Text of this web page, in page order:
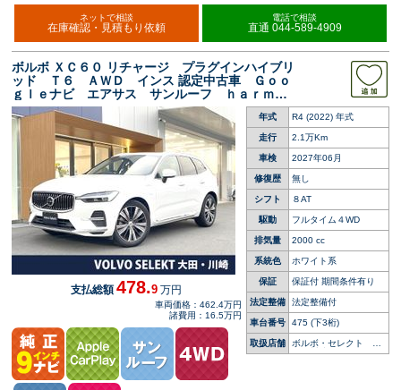
ネットで相談
在庫確認・見積もり依頼
電話で相談
直通 044-589-4909
ボルボ ＸＣ６０ リチャージ プラグインハイブリ
ッド Ｔ６ ＡＷＤ インス 認定中古車 Ｇｏｏ
ｇｌｅナビ エアサス サンルーフ ｈａｒｍａ
ｎ／ｋａｒｄｏｎ ３６０°ビューカメラ シート
ベンチレーション シートヒーター パワーバッ
クドア 純正２０インチアルミホイール
年式 R4 (2022) 年式
走行 2.1万Km
車検 2027年06月
修復歴 無し
シフト ８AT
駆動 フルタイム４WD
排気量 2000 cc
系統色 ホワイト系
保証 保証付 期間条件有り
法定整備 法定整備付
車台番号 475 (下3桁)
取扱店舗
ボルボ・セレクト 大
田・川崎
支払総額478.9 万円
車両価格：462.4万円
諸費用：16.5万円